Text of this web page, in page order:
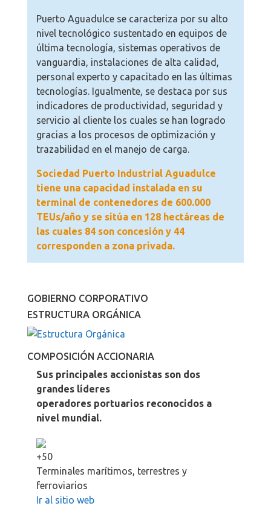
Puerto Aguadulce se caracteriza por su alto
nivel tecnológico sustentado en equipos de
última tecnología, sistemas operativos de
vanguardia, instalaciones de alta calidad,
personal experto y capacitado en las últimas
tecnologías. Igualmente, se destaca por sus
indicadores de productividad, seguridad y
servicio al cliente los cuales se han logrado
gracias a los procesos de optimización y
trazabilidad en el manejo de carga.
Sociedad Puerto Industrial Aguadulce
tiene una capacidad instalada en su
terminal de contenedores de 600.000
TEUs/año y se sitúa en 128 hectáreas de
las cuales 84 son concesión y 44
corresponden a zona privada.
GOBIERNO CORPORATIVO
ESTRUCTURA ORGÁNICA
COMPOSICIÓN ACCIONARIA
Sus principales accionistas son dos
grandes líderes
operadores portuarios reconocidos a
nivel mundial.
+50
Terminales marítimos, terrestres y
ferroviarios
Ir al sitio web